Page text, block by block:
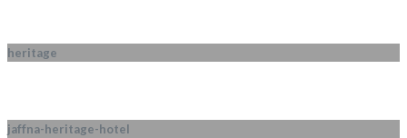
heritage
jaffna-heritage-hotel